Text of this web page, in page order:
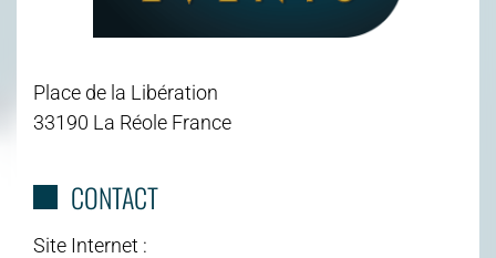
Place de la Libération
33190 La Réole France
CONTACT
Site Internet :